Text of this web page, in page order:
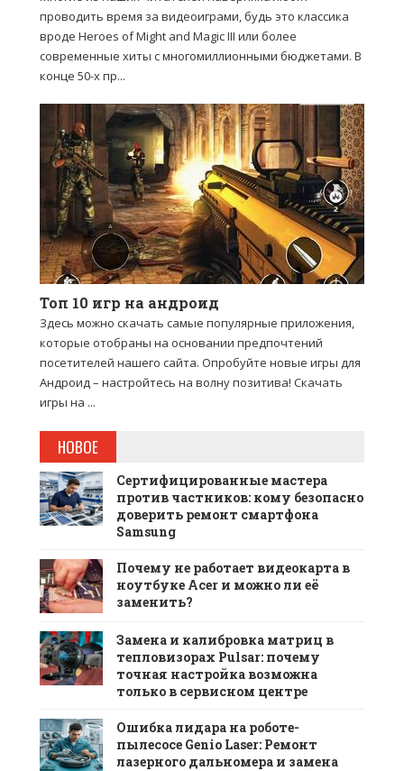
проводить время за видеоиграми, будь это классика
вроде Heroes of Might and Magic III или более
современные хиты с многомиллионными бюджетами. В
конце 50-х пр...
Топ 10 игр на андроид
Здесь можно скачать самые популярные приложения,
которые отобраны на основании предпочтений
посетителей нашего сайта. Опробуйте новые игры для
Андроид – настройтесь на волну позитива! Скачать
игры на ...
НОВОЕ
Сертифицированные мастера
против частников: кому безопасно
доверить ремонт смартфона
Samsung
Почему не работает видеокарта в
ноутбуке Acer и можно ли её
заменить?
Замена и калибровка матриц в
тепловизорах Pulsar: почему
точная настройка возможна
только в сервисном центре
Ошибка лидара на роботе-
пылесосе Genio Laser: Ремонт
лазерного дальномера и замена